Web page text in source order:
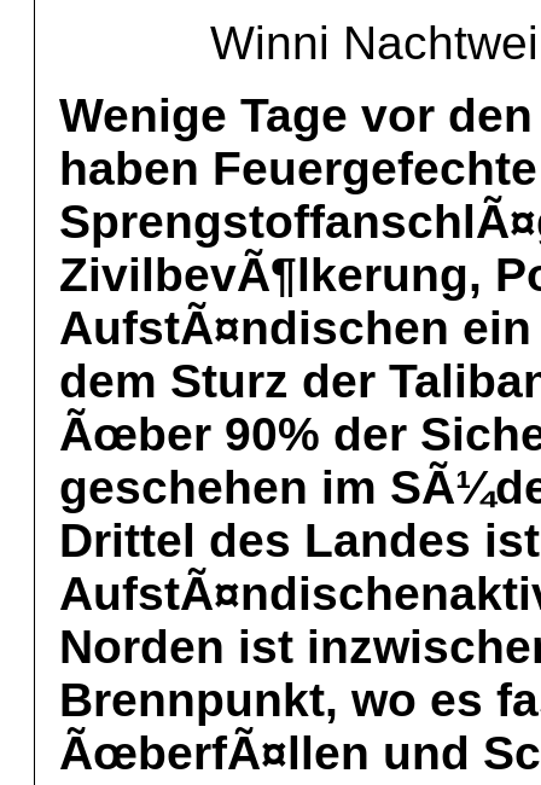
Winni
Wenige Tage vor
haben
ZivilbevÃ¶lkerung,
AufstÃ¤ndischen
dem Sturz der
Ãœber 90% der
geschehen im
Drittel des Landes
Norden ist
Brennpunkt, wo es
ÃœberfÃ¤llen und